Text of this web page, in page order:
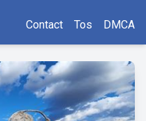
Contact Tos DMCA